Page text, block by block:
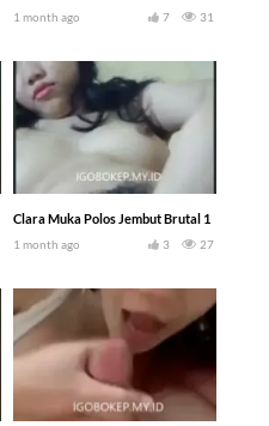
1 month ago 31
7
Clara Muka Polos Jembut Brutal 1
1 month ago 27
3